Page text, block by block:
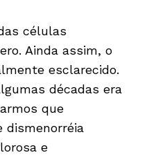
células
Ainda assim, o
esclarecido.
décadas era
que
dismenorréia
e